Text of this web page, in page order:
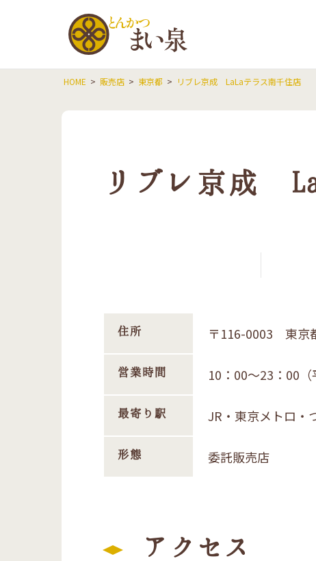
HOME 販売店 東京都 リブレ京成 LaLaテラス南千住店
リブレ京成
住所 〒116-0003 東京
営業時間 10：00～23：00（
最寄り駅 JR・東京メトロ
形態 委託販売店
アクセス